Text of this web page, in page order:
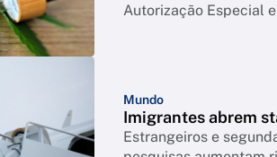
Autorização Especial
Mundo
Imigrantes abrem
Estrangeiros e